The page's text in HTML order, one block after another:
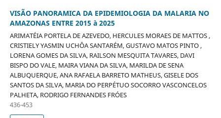
VISÃO PANORAMICA DA EPIDEMIOLOGIA DA MALARIA NO
AMAZONAS ENTRE 2015 à 2025
ARIMATÉIA PORTELA DE AZEVEDO, HERCULES MORAES DE MATTOS ,
CRISTIELY YASMIN UCHÔA SANTARÉM, GUSTAVO MATOS PINTO ,
LORENA GOMES DA SILVA, RAILSON MESQUITA TAVARES, DAVI
BISPO DO VALE, MAIRA VIANA DA SILVA, MARILDA DE SENA
ALBUQUERQUE, ANA RAFAELA BARRETO MATHEUS, GISELE DOS
SANTOS DA SILVA, MARIA DO PERPÉTUO SOCORRO VASCONCELOS
PALHETA, RODRIGO FERNANDES FRÓES
436-453